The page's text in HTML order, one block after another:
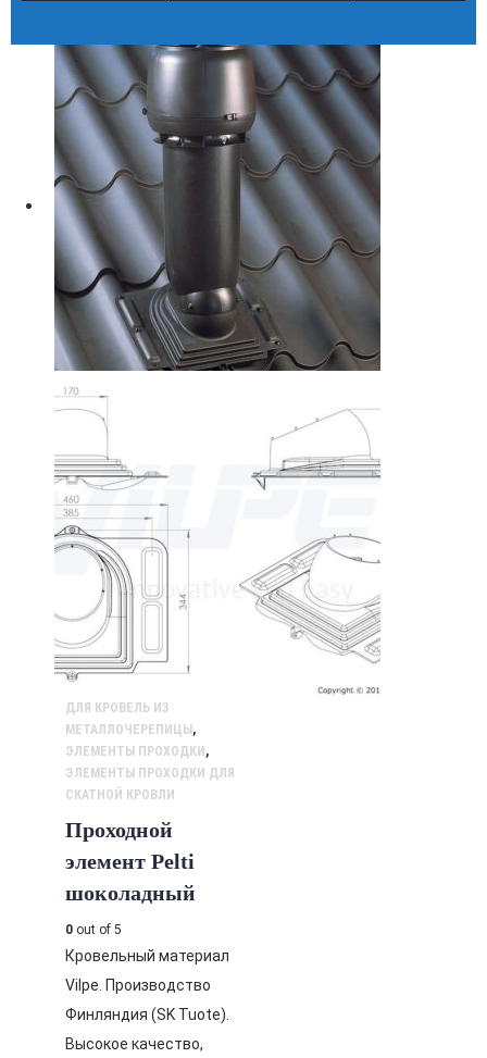
ДЛЯ КРОВЕЛЬ ИЗ
МЕТАЛЛОЧЕРЕПИЦЫ ,
ЭЛЕМЕНТЫ ПРОХОДКИ ,
ЭЛЕМЕНТЫ ПРОХОДКИ ДЛЯ
СКАТНОЙ КРОВЛИ
Проходной
элемент Pelti
шоколадный
0 out of 5
Кровельный материал
Vilpe. Производство
Финляндия (SK Tuote).
Высокое качество,